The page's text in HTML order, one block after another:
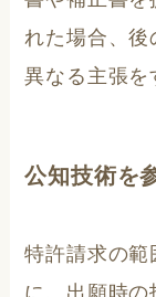
れた場合、後
異なる主張を
公知技術を
特許請求の範
に、出願時の